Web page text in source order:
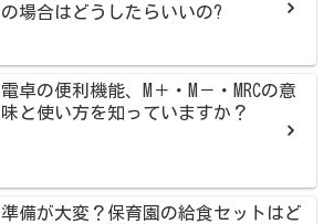
の場合はどうしたらいいの?
電卓の便利機能、M＋・M－・MRCの意
味と使い方を知っていますか？
準備が大変？保育園の給食セットはど